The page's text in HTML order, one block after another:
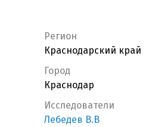
Регион
Краснодарский край
Город
Краснодар
Исследователи
Лебедев В.В